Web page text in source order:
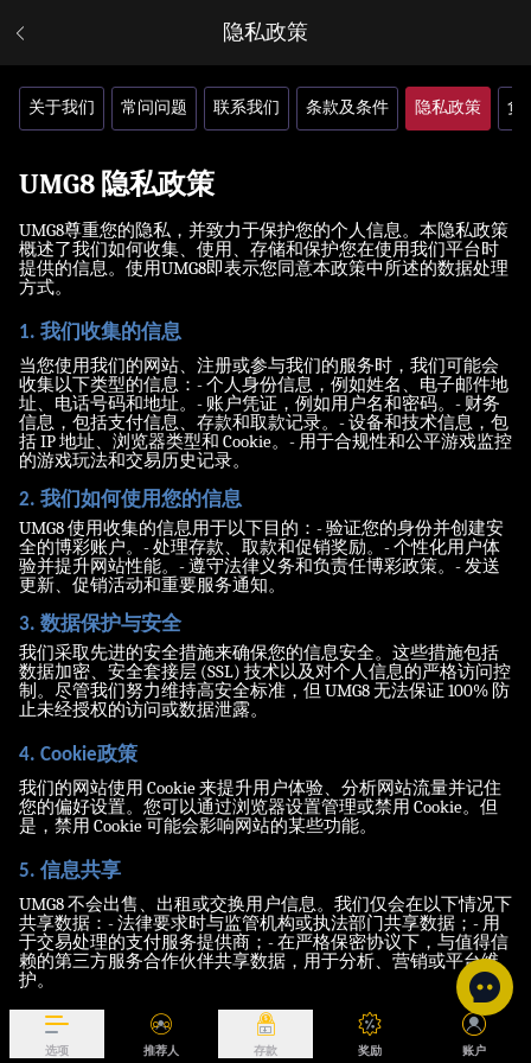
隐私政策
关于我们 常问问题 联系我们 条款及条件 隐私政策 负
UMG8 隐私政策
UMG8尊重您的隐私，并致力于保护您的个人信息。本隐私政策
概述了我们如何收集、使用、存储和保护您在使用我们平台时
提供的信息。使用UMG8即表示您同意本政策中所述的数据处理
方式。
1. 我们收集的信息
当您使用我们的网站、注册或参与我们的服务时，我们可能会
收集以下类型的信息：- 个人身份信息，例如姓名、电子邮件地
址、电话号码和地址。- 账户凭证，例如用户名和密码。- 财务
信息，包括支付信息、存款和取款记录。- 设备和技术信息，包
括 IP 地址、浏览器类型和 Cookie。- 用于合规性和公平游戏监控
的游戏玩法和交易历史记录。
2. 我们如何使用您的信息
UMG8 使用收集的信息用于以下目的：- 验证您的身份并创建安
全的博彩账户。- 处理存款、取款和促销奖励。- 个性化用户体
验并提升网站性能。- 遵守法律义务和负责任博彩政策。- 发送
更新、促销活动和重要服务通知。
3. 数据保护与安全
我们采取先进的安全措施来确保您的信息安全。这些措施包括
数据加密、安全套接层 (SSL) 技术以及对个人信息的严格访问控
制。尽管我们努力维持高安全标准，但 UMG8 无法保证 100% 防
止未经授权的访问或数据泄露。
4. Cookie政策
我们的网站使用 Cookie 来提升用户体验、分析网站流量并记住
您的偏好设置。您可以通过浏览器设置管理或禁用 Cookie。但
是，禁用 Cookie 可能会影响网站的某些功能。
5. 信息共享
UMG8 不会出售、出租或交换用户信息。我们仅会在以下情况下
共享数据：- 法律要求时与监管机构或执法部门共享数据；- 用
于交易处理的支付服务提供商；- 在严格保密协议下，与值得信
赖的第三方服务合作伙伴共享数据，用于分析、营销或平台维
护。
6. 数据保留
我们仅在实现本政策所述目的所需的时间内保留您的个人数
选项 推荐人 存款 奖励 账户